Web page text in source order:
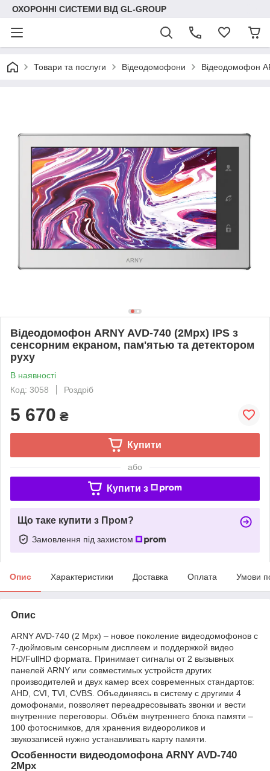
ОХОРОННІ СИСТЕМИ ВІД GL-GROUP
Товари та послуги Відеодомофони Відеодомофон
Відеодомофон ARNY AVD-740 (2Mpx) IPS з
сенсорним екраном, пам'ятью та детектором
руху
В наявності
Код: 3058
Роздріб
5 670 ₴
Купити
або
Купити з
Що таке купити з Пром?
Замовлення під захистом
Опис Характеристики Доставка Оплата Умови
Опис
ARNY AVD-740 (2 Mpx) – новое поколение видеодомофонов с
7-дюймовым сенсорным дисплеем и поддержкой видео
HD/FullHD формата. Принимает сигналы от 2 вызывных
панелей ARNY или совместимых устройств других
производителей и двух камер всех современных стандартов:
AHD, CVI, TVI, CVBS. Объединяясь в систему с другими 4
домофонами, позволяет переадресовывать звонки и вести
внутренние переговоры. Объём внутреннего блока памяти –
100 фотоснимков, для хранения видеороликов и
звукозаписей нужно устанавливать карту памяти.
Особенности видеодомофона ARNY AVD-740
2Mpx